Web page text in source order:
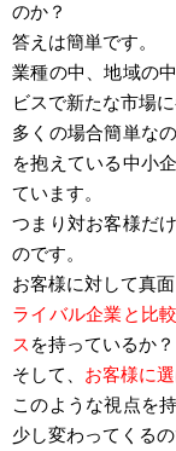
のか？
答えは簡単です。
業種の中、地域の
ビスで新たな市場
多くの場合簡単な
を抱えている中小
ています。
つまり対お客様だ
のです。
お客様に対して真
ライバル企業と比較
ス を持っているか？
そして、 お客様に
このような視点を
少し変わってくる